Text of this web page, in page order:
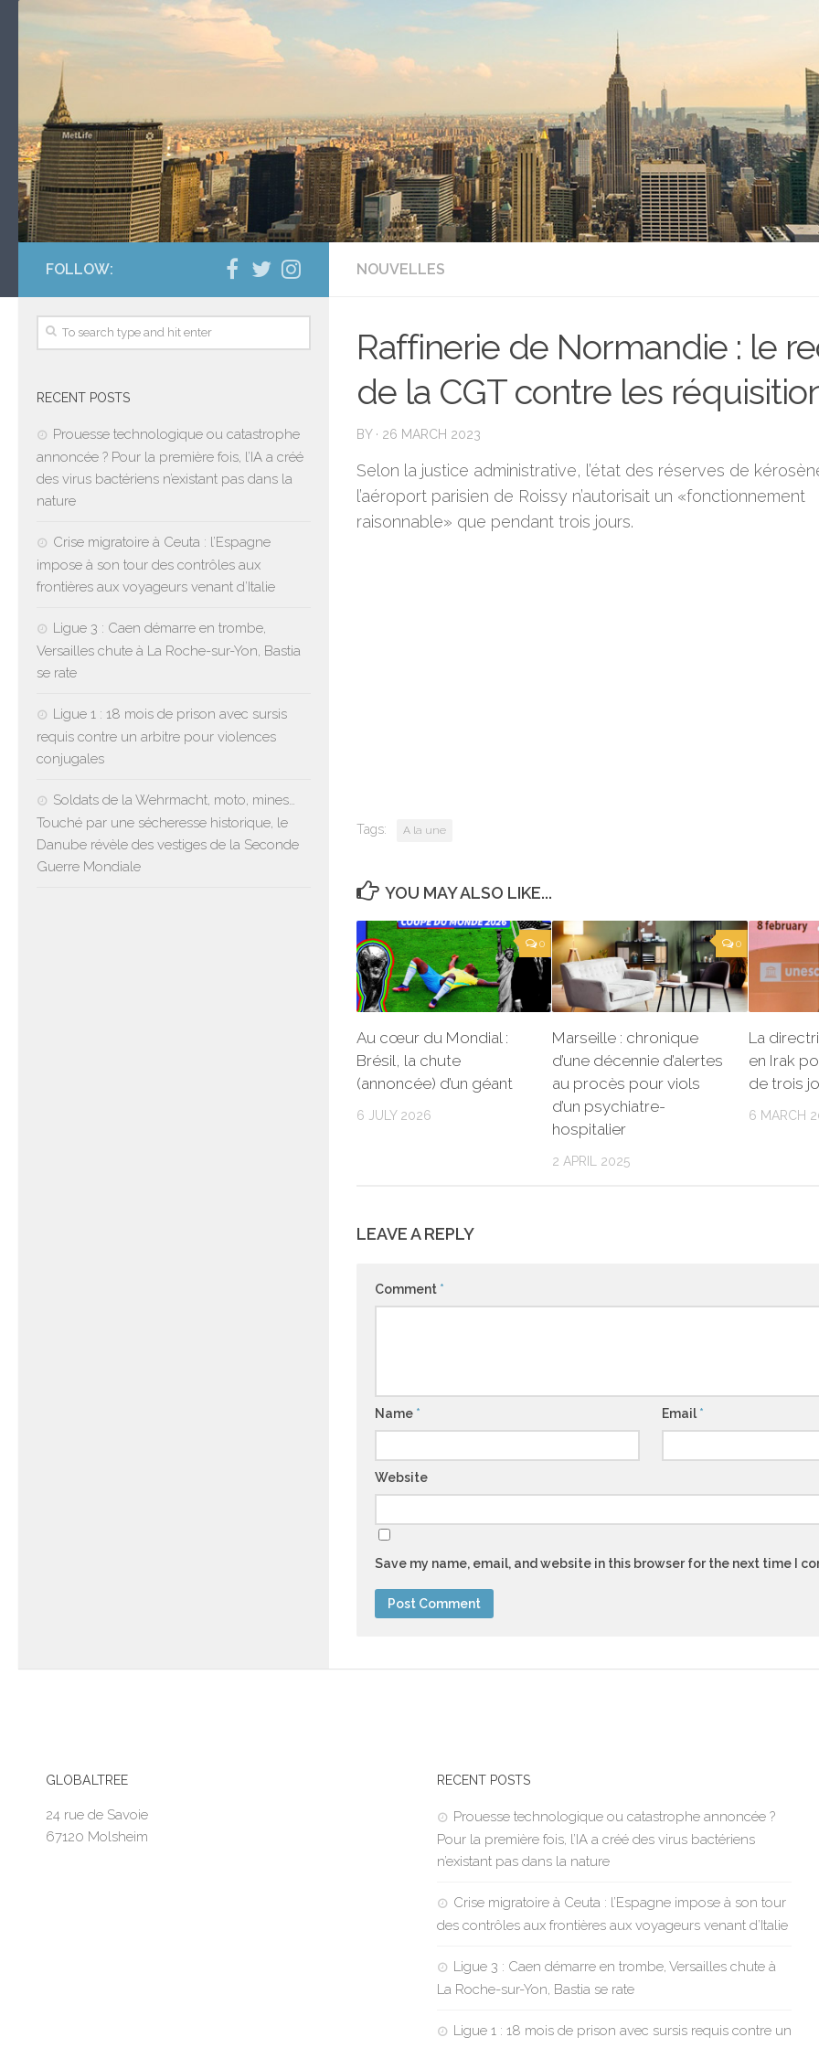
NOUVELLES
Raffinerie de Normandie : le
de la CGT contre les
BY · 26 MARCH 2023
Selon la justice administrative, l’état des réserves de
l’aéroport parisien de Roissy n’autorisait un «fonctionnement
raisonnable» que pendant trois jours.
Tags: A la une
YOU MAY ALSO LIKE...
0
Au cœur du Mondial :
Brésil, la chute
(annoncée) d’un géant
6 JULY 2026
0
Marseille : chronique
d’une décennie d’alertes
au procès pour viols
d’un psychiatre-
hospitalier
2 APRIL 2025
La
en Irak
de trois
6 MARCH
LEAVE A REPLY
Comment *
Name * Email*
Website
Save my name, email, and website in this browser for the next time I
FOLLOW:
RECENT POSTS
Prouesse technologique ou catastrophe
annoncée ? Pour la première fois, l’IA a créé
des virus bactériens n’existant pas dans la
nature
Crise migratoire à Ceuta : l’Espagne
impose à son tour des contrôles aux
frontières aux voyageurs venant d’Italie
Ligue 3 : Caen démarre en trombe,
Versailles chute à La Roche-sur-Yon, Bastia
se rate
Ligue 1 : 18 mois de prison avec sursis
requis contre un arbitre pour violences
conjugales
Soldats de la Wehrmacht, moto, mines…
Touché par une sécheresse historique, le
Danube révèle des vestiges de la Seconde
Guerre Mondiale
GLOBALTREE
24 rue de Savoie
67120 Molsheim
RECENT POSTS
Prouesse technologique ou catastrophe annoncée ?
Pour la première fois, l’IA a créé des virus bactériens
n’existant pas dans la nature
Crise migratoire à Ceuta : l’Espagne impose à son tour
des contrôles aux frontières aux voyageurs venant d’Italie
Ligue 3 : Caen démarre en trombe, Versailles chute à
La Roche-sur-Yon, Bastia se rate
Ligue 1 : 18 mois de prison avec sursis requis contre un